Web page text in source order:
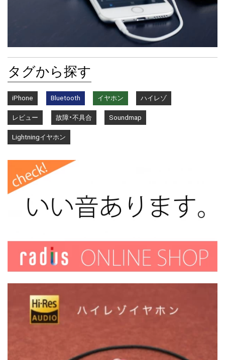
タグから探す
iPhone Bluetooth イヤホン ハイレゾ
レビュー 故障・不具合 Soundmap
Lightningイヤホン